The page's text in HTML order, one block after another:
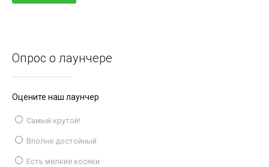
Опрос о лаунчере
Оцените наш лаунчер
Самый крутой!
Вполне достойный
Есть мелкие косяки